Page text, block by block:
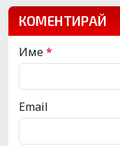
КОМЕНТИРАЙ
Име*
Email